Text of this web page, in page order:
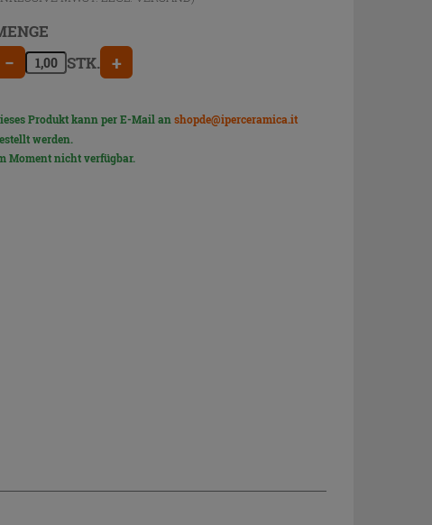
− STK. +
Produkt kann per E-Mail an shopde@iperceramica.it
werden.
Moment nicht verfügbar.